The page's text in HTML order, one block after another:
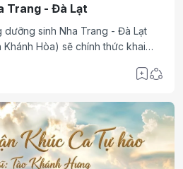
Trang - Đà Lạt
dưỡng sinh Nha Trang - Đà Lạt
Khánh Hòa) sẽ chính thức khai
nghiệp đặc trưng của người dân